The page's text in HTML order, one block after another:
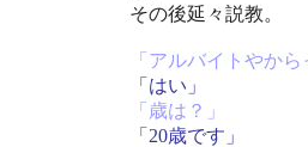
その後延々説教。
「アルバイトやか
「はい」
「歳は？」
「20歳です」